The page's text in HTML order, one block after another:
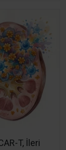
T, İleri